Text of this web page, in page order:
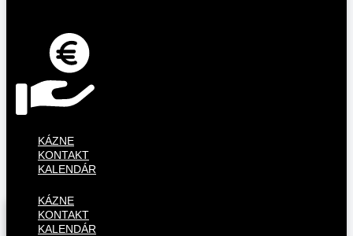
KÁZNE
KONTAKT
KALENDÁR
KÁZNE
KONTAKT
KALENDÁR